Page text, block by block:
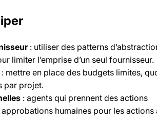
: utiliser des patterns
limiter l’emprise d’un seul fournisseur.
mettre en place des budgets limites,
par projet.
: agents qui prennent des actions
humaines pour les actions